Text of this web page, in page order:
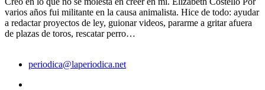
varios años fui militante en la causa animalista. Hice de todo: ayudar
a redactar proyectos de ley, guionar videos, pararme a gritar afuera
de plazas de toros, rescatar perro…
periodica@laperiodica.net